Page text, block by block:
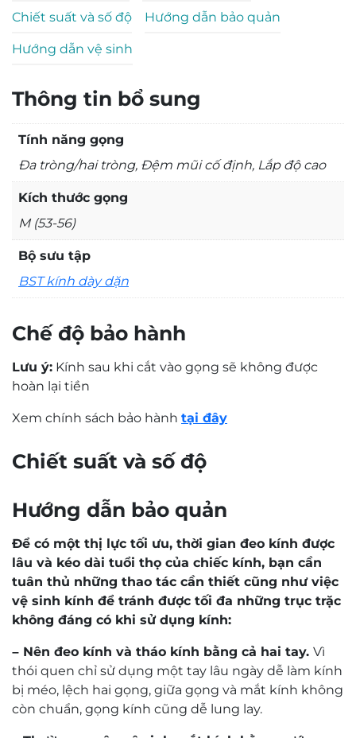
Chiết suất và số độ Hướng dẫn bảo quản
Hướng dẫn vệ sinh
Thông tin bổ sung
Tính năng gọng
Đa tròng/hai tròng, Đệm mũi cố định, Lắp độ cao
Kích thước gọng
M (53-56)
Bộ sưu tập
BST kính dày dặn
Chế độ bảo hành
Lưu ý: Kính sau khi cắt vào gọng sẽ không được
hoàn lại tiền
Xem chính sách bảo hành tại đây
Chiết suất và số độ
Hướng dẫn bảo quản
Để có một thị lực tối ưu, thời gian đeo kính được
lâu và kéo dài tuổi thọ của chiếc kính, bạn cần
tuân thủ những thao tác cần thiết cũng như việc
vệ sinh kính để tránh được tối đa những trục trặc
không đáng có khi sử dụng kính:
– Nên đeo kính và tháo kính bằng cả hai tay. Vì
thói quen chỉ sử dụng một tay lâu ngày dễ làm kính
bị méo, lệch hai gọng, giữa gọng và mắt kính không
còn chuẩn, gọng kính cũng dễ lung lay.